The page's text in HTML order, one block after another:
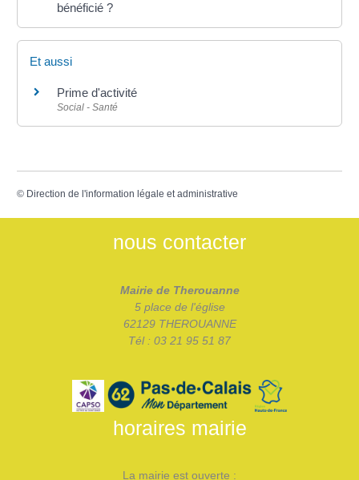
bénéficié ?
Et aussi
Prime d'activité
Social - Santé
© Direction de l'information légale et administrative
nous contacter
Mairie de Therouanne
5 place de l'église
62129 THEROUANNE
Tél : 03 21 95 51 87
horaires mairie
La mairie est ouverte :